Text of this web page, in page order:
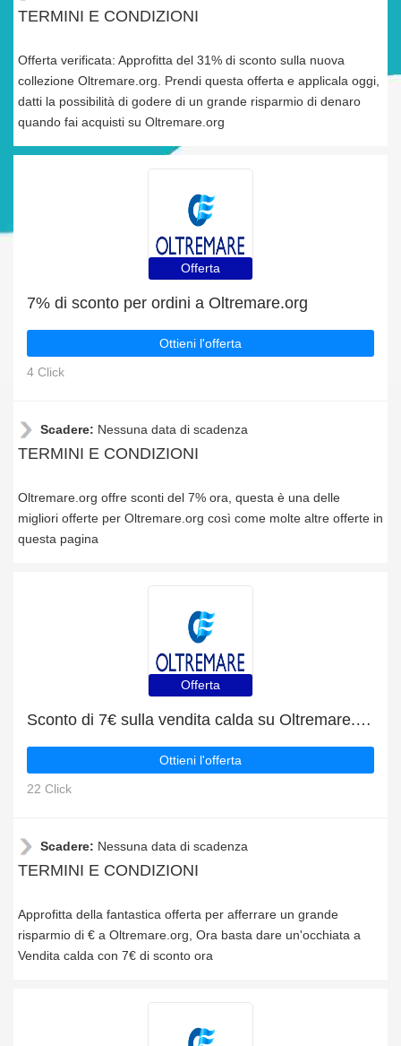
TERMINI E CONDIZIONI
Offerta verificata: Approfitta del 31% di sconto sulla nuova
collezione Oltremare.org. Prendi questa offerta e applicala oggi,
datti la possibilità di godere di un grande risparmio di denaro
quando fai acquisti su Oltremare.org
Offerta
7% di sconto per ordini a Oltremare.org
Ottieni l'offerta
4 Click
Scadere: Nessuna data di scadenza
TERMINI E CONDIZIONI
Oltremare.org offre sconti del 7% ora, questa è una delle
migliori offerte per Oltremare.org così come molte altre offerte in
questa pagina
Offerta
Sconto di 7€ sulla vendita calda su Oltremare.org
Ottieni l'offerta
22 Click
Scadere: Nessuna data di scadenza
TERMINI E CONDIZIONI
Approfitta della fantastica offerta per afferrare un grande
risparmio di € a Oltremare.org, Ora basta dare un'occhiata a
Vendita calda con 7€ di sconto ora